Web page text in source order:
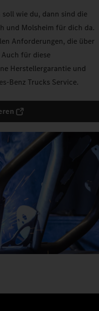
wie du, dann sind die
und Molsheim für dich da.
Anforderungen, die über
für diese
Herstellergarantie und
Trucks Service.